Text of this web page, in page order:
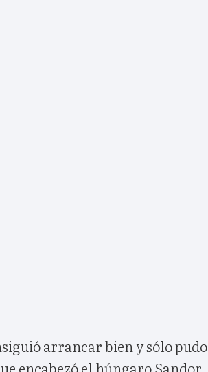
arrancar bien y sólo pudo
encabezó el húngaro Sandor